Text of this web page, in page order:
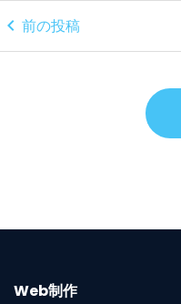
chevron_left 前の投稿
Web制作